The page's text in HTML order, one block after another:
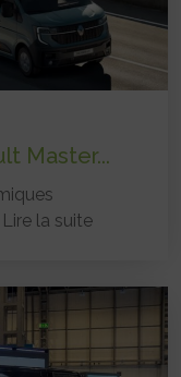
Master...
Lire la suite